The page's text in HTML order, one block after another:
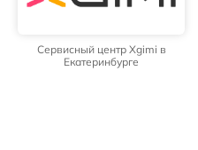
Сервисный центр Xgimi в
Екатеринбурге